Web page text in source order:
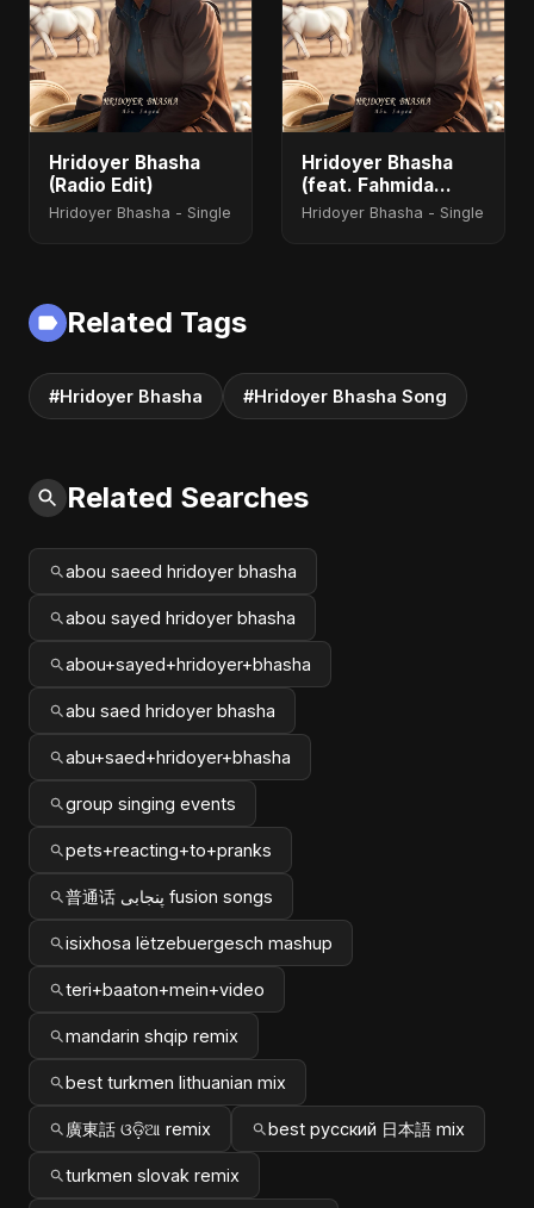
Hridoyer Bhasha
(Radio Edit)
Hridoyer Bhasha - Single
Hridoyer Bhasha
(feat. Fahmida
Akter Ritu) [Cover
Hridoyer Bhasha - Single
Related Tags
#Hridoyer Bhasha #Hridoyer Bhasha Song
Related Searches
abou saeed hridoyer bhasha
abou sayed hridoyer bhasha
abou+sayed+hridoyer+bhasha
abu saed hridoyer bhasha
abu+saed+hridoyer+bhasha
group singing events
pets+reacting+to+pranks
普通话 پنجابی fusion songs
isixhosa lëtzebuergesch mashup
teri+baaton+mein+video
mandarin shqip remix
best turkmen lithuanian mix
廣東話 ଓଡ଼ିଆ remix best русский 日本語 mix
turkmen slovak remix